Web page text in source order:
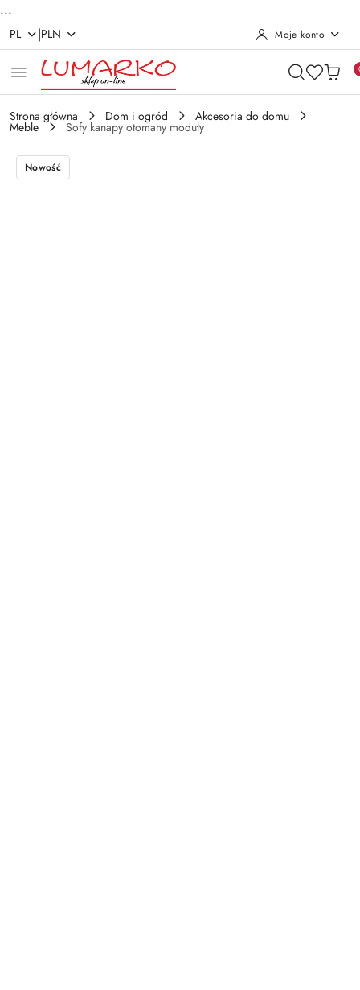
...
Przejdź do treści głównej
Przejdź do wyszukiwarki
Przejdź do moje konto
Przejdź do menu głównego
Przejdź do opisu produktu
Przejdź do stopki
PL |PLN Moje konto
Strona główna Dom i ogród Akcesoria do domu
Meble Sofy kanapy otomany moduły
Nowość